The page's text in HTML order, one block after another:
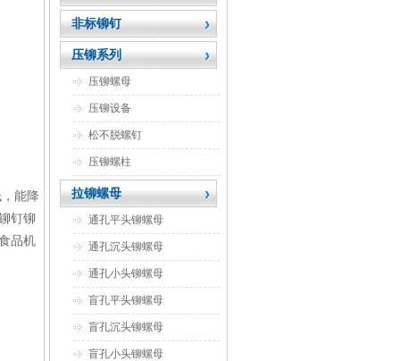
能降
钉铆
品机
非标铆钉
压铆系列
压铆螺母
压铆设备
松不脱螺钉
压铆螺柱
拉铆螺母
通孔平头铆螺母
通孔沉头铆螺母
通孔小头铆螺母
盲孔平头铆螺母
盲孔沉头铆螺母
盲孔小头铆螺母